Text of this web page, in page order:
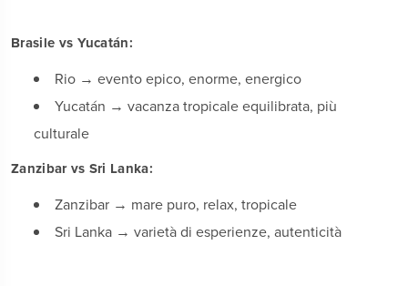
Brasile vs Yucatán:
Rio → evento epico, enorme, energico
Yucatán → vacanza tropicale equilibrata, più
culturale
Zanzibar vs Sri Lanka:
Zanzibar → mare puro, relax, tropicale
Sri Lanka → varietà di esperienze, autenticità